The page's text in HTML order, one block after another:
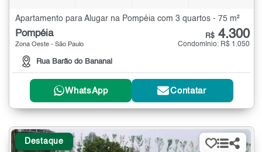
Apartamento para Alugar na Pompéia com 3 quartos - 75 m²
Pompéia
Zona Oeste - São Paulo
Rua Barão do Bananal
R$ 4.300
Condomínio: R$ 1.050
WhatsApp Contatar
Destaque